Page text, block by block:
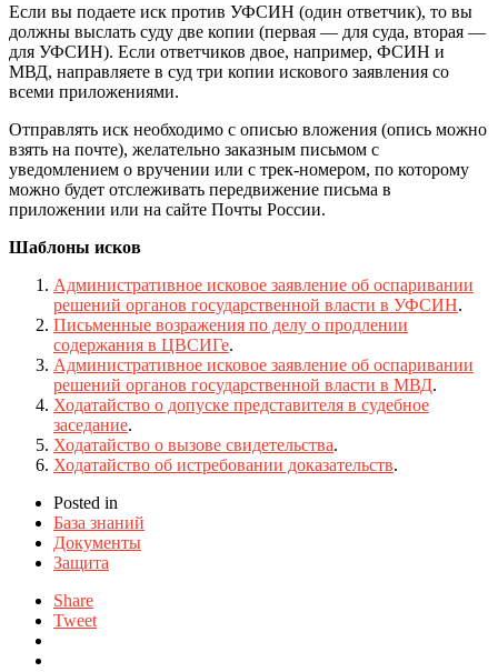
Если вы подаете иск против УФСИН (один ответчик), то вы
должны выслать суду две копии (первая — для суда, вторая —
для УФСИН). Если ответчиков двое, например, ФСИН и
МВД, направляете в суд три копии искового заявления со
всеми приложениями.
Отправлять иск необходимо с описью вложения (опись можно
взять на почте), желательно заказным письмом с
уведомлением о вручении или с трек-номером, по которому
можно будет отслеживать передвижение письма в
приложении или на сайте Почты России.
Шаблоны исков
Административное исковое заявление об оспаривании
решений органов государственной власти в УФСИН.
Письменные возражения по делу о продлении
содержания в ЦВСИГе.
Административное исковое заявление об оспаривании
решений органов государственной власти в МВД.
Ходатайство о допуске представителя в судебное
заседание.
Ходатайство о вызове свидетельства.
Ходатайство об истребовании доказательств.
Posted in
База знаний
Документы
Защита
Share
Tweet